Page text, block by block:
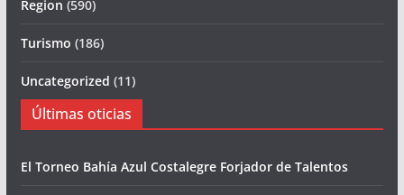
Region (590)
Turismo (186)
Uncategorized (11)
Últimas oticias
El Torneo Bahía Azul Costalegre Forjador de Talentos